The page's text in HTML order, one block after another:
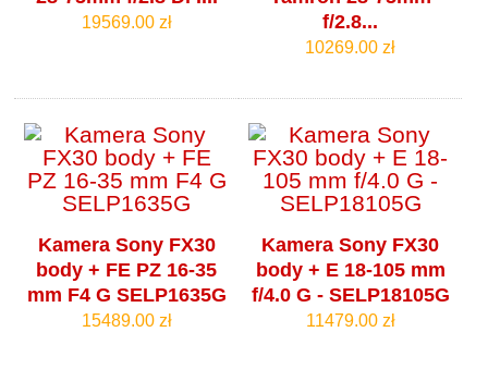
19569.00 zł
f/2.8...
10269.00 zł
Kamera Sony FX30
body + FE PZ 16-35
mm F4 G SELP1635G
15489.00 zł
Kamera Sony FX30
body + E 18-105 mm
f/4.0 G - SELP18105G
11479.00 zł